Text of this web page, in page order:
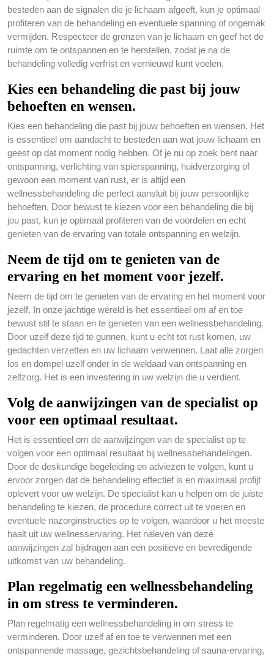
besteden aan de signalen die je lichaam afgeeft, kun je optimaal
profiteren van de behandeling en eventuele spanning of ongemak
vermijden. Respecteer de grenzen van je lichaam en geef het de
ruimte om te ontspannen en te herstellen, zodat je na de
behandeling volledig verfrist en vernieuwd kunt voelen.
Kies een behandeling die past bij jouw
behoeften en wensen.
Kies een behandeling die past bij jouw behoeften en wensen. Het
is essentieel om aandacht te besteden aan wat jouw lichaam en
geest op dat moment nodig hebben. Of je nu op zoek bent naar
ontspanning, verlichting van spierspanning, huidverzorging of
gewoon een moment van rust, er is altijd een
wellnessbehandeling die perfect aansluit bij jouw persoonlijke
behoeften. Door bewust te kiezen voor een behandeling die bij
jou past, kun je optimaal profiteren van de voordelen en echt
genieten van de ervaring van totale ontspanning en welzijn.
Neem de tijd om te genieten van de
ervaring en het moment voor jezelf.
Neem de tijd om te genieten van de ervaring en het moment voor
jezelf. In onze jachtige wereld is het essentieel om af en toe
bewust stil te staan en te genieten van een wellnessbehandeling.
Door uzelf deze tijd te gunnen, kunt u echt tot rust komen, uw
gedachten verzetten en uw lichaam verwennen. Laat alle zorgen
los en dompel uzelf onder in de weldaad van ontspanning en
zelfzorg. Het is een investering in uw welzijn die u verdient.
Volg de aanwijzingen van de specialist op
voor een optimaal resultaat.
Het is essentieel om de aanwijzingen van de specialist op te
volgen voor een optimaal resultaat bij wellnessbehandelingen.
Door de deskundige begeleiding en adviezen te volgen, kunt u
ervoor zorgen dat de behandeling effectief is en maximaal profijt
oplevert voor uw welzijn. De specialist kan u helpen om de juiste
behandeling te kiezen, de procedure correct uit te voeren en
eventuele nazorginstructies op te volgen, waardoor u het meeste
haalt uit uw wellnesservaring. Het naleven van deze
aanwijzingen zal bijdragen aan een positieve en bevredigende
uitkomst van uw behandeling.
Plan regelmatig een wellnessbehandeling
in om stress te verminderen.
Plan regelmatig een wellnessbehandeling in om stress te
verminderen. Door uzelf af en toe te verwennen met een
ontspannende massage, gezichtsbehandeling of sauna-ervaring,